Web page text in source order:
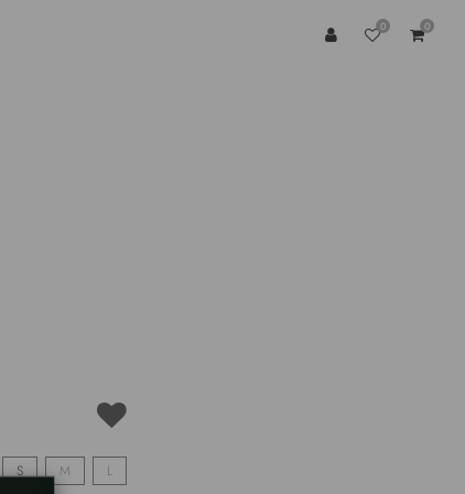
0 0
S M L